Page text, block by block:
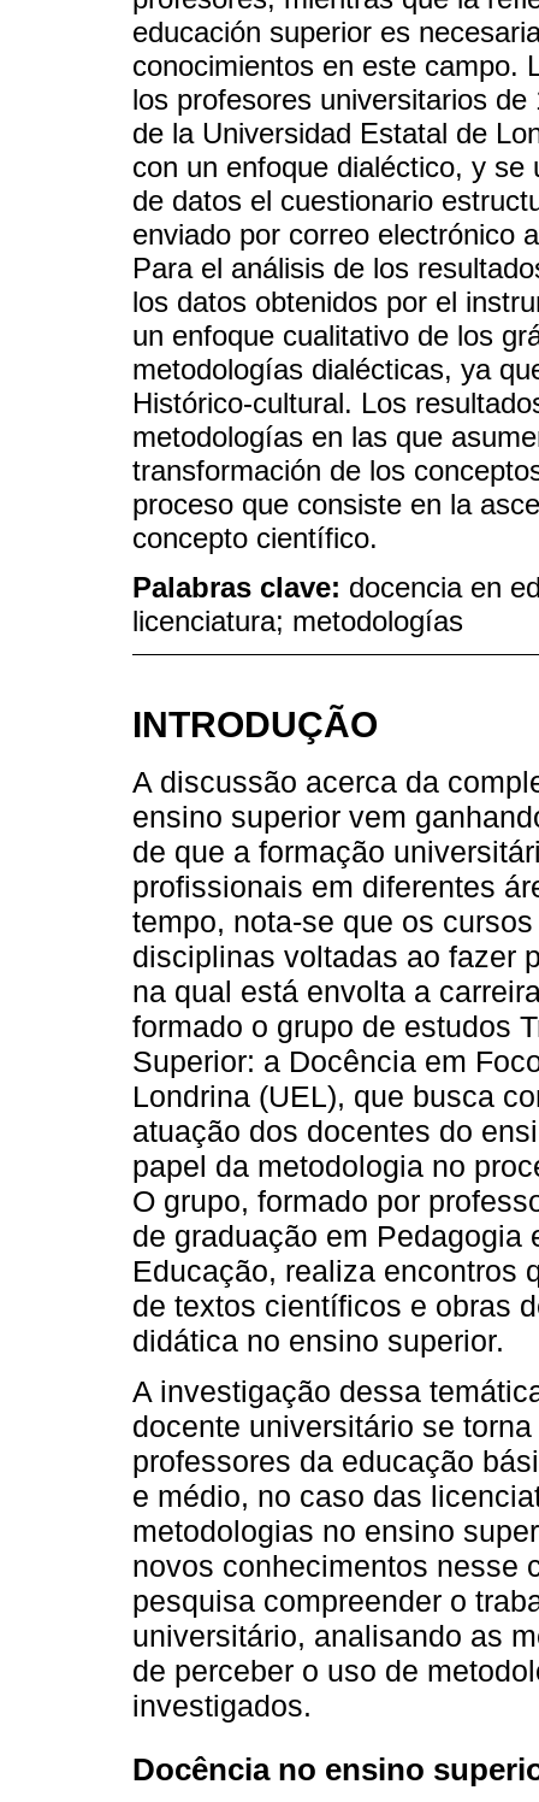
educación superior es
conocimientos en este campo.
los profesores universitarios
de la Universidad Estatal de
con un enfoque dialéctico, y
de datos el cuestionario
enviado por correo electrónico
Para el análisis de los
los datos obtenidos por el
un enfoque cualitativo de los
metodologías dialécticas, ya
Histórico-cultural. Los
metodologías en las que
transformación de los
proceso que consiste en la
concepto científico.
Palabras clave: docencia en
licenciatura; metodologías
INTRODUÇÃO
A discussão acerca da
ensino superior vem
de que a formação
profissionais em diferentes
tempo, nota-se que os
disciplinas voltadas ao fazer
na qual está envolta a
formado o grupo de estudos
Superior: a Docência em
Londrina (UEL), que busca
atuação dos docentes do
papel da metodologia no
O grupo, formado por
de graduação em Pedagogia
Educação, realiza encontros
de textos científicos e obras
didática no ensino superior.
A investigação dessa
docente universitário se
professores da educação
e médio, no caso das
metodologias no ensino
novos conhecimentos nesse
pesquisa compreender o
universitário, analisando as
de perceber o uso de
investigados.
Docência no ensino